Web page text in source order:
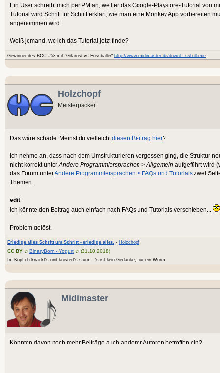
Ein User schreibt mich per PM an, weil er das Google-Playstore-Tutorial von
Tutorial wird Schritt für Schritt erklärt, wie man eine Monkey App vorbereiten
angenommen wird.
Weiß jemand, wo ich das Tutorial jetzt finde?
Gewinner des BCC #53 mit "Gitarrist vs Fussballer" http://www.midimaster.de/downl...ssball.exe
Holzchopf
Meisterpacker
Das wäre schade. Meinst du vielleichtdiesen Beitrag hier?
Ich nehme an, dass nach dem Umstrukturieren vergessen ging, die Struktur
nicht korrekt unter Andere Programmiersprachen > Allgemein aufgeführt wird
das Forum unterAndere Programmiersprachen > FAQs und Tutorials zwei
Themen.
edit
Ich könnte den Beitrag auch einfach nach FAQs und Tutorials verschieben...
Problem gelöst.
Erledige alles Schritt um Schritt - erledige alles. - Holzchopf
CC BY ♫ BinaryBorn - Yogurt ♫ (31.10.2018)
Im Kopf da knackt's und knistert's sturm - 's ist kein Gedanke, nur ein Wurm
Midimaster
Könnten davon noch mehr Beiträge auch anderer Autoren betroffen ein?